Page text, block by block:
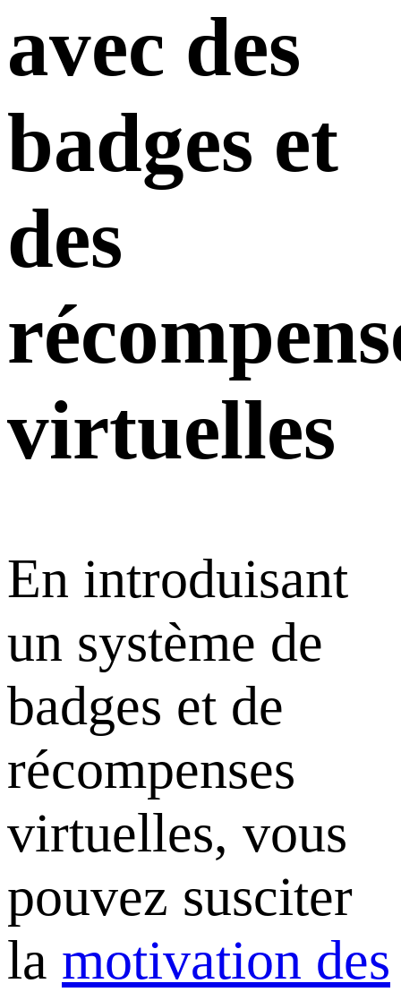
avec des
badges et
des
virtuelles
En introduisant
un système de
badges et de
récompenses
virtuelles, vous
pouvez susciter
la motivation des